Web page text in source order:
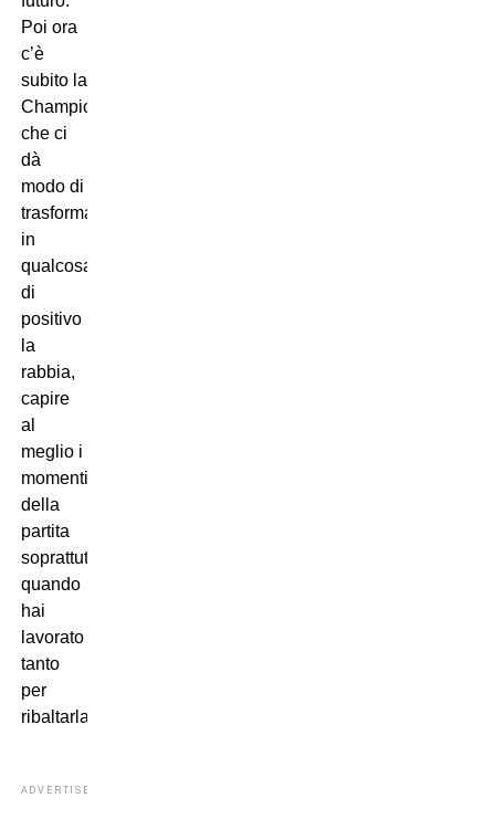
Poi ora
c’è
subito la
Champions
che ci
dà
modo di
trasformare
in
qualcosa
di
positivo
la
rabbia,
capire
al
meglio i
momenti
della
partita
soprattutto
quando
hai
lavorato
tanto
per
ribaltarla”.
ADVERTISEMENT